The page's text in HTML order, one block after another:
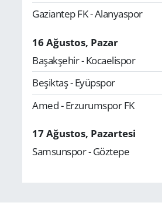
Gaziantep FK - Alanyaspor
16 Ağustos, Pazar
Başakşehir - Kocaelispor
Beşiktaş - Eyüpspor
Amed - Erzurumspor FK
17 Ağustos, Pazartesi
Samsunspor - Göztepe